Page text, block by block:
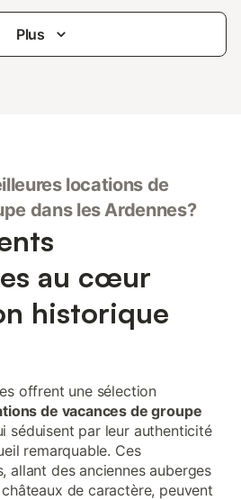
Plus
locations de
dans les Ardennes?
au cœur
historique
offrent une sélection
de vacances de groupe
séduisent par leur authenticité
remarquable. Ces
allant des anciennes auberges
de caractère, peuvent